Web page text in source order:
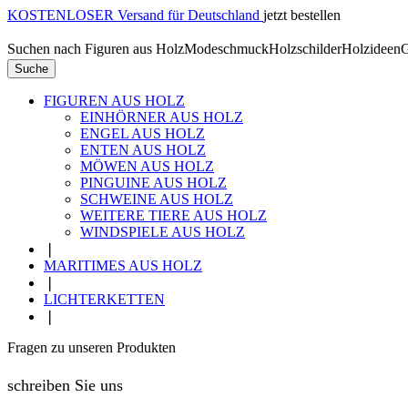
KOSTENLOSER Versand für Deutschland jetzt bestellen
Suchen nach Figuren aus HolzModeschmuckHolzschilderHolzideen
Suche
FIGUREN AUS HOLZ
EINHÖRNER AUS HOLZ
ENGEL AUS HOLZ
ENTEN AUS HOLZ
MÖWEN AUS HOLZ
PINGUINE AUS HOLZ
SCHWEINE AUS HOLZ
WEITERE TIERE AUS HOLZ
WINDSPIELE AUS HOLZ
MARITIMES AUS HOLZ
LICHTERKETTEN
Fragen zu unseren Produkten
schreiben Sie uns